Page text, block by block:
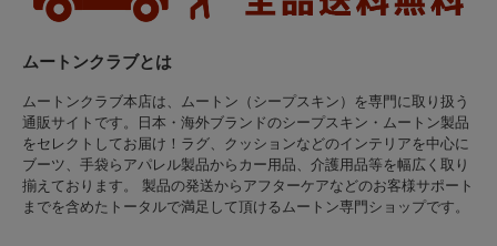
WEBまたはFAX、お電話でも承ります。サイズ等がご不明な場合はお気軽にお問い合
わせください。
step2
発送キットが届く
ムートンクラブとは
ムートンクラブ本店は、ムートン（シープスキン）を専門に取り扱う
通販サイトです。日本・海外ブランドのシープスキン・ムートン製品
をセレクトしてお届け！ラグ、クッションなどのインテリアを中心に
ブーツ、手袋らアパレル製品からカー用品、介護用品等を幅広く取り
揃えております。 製品の発送からアフターケアなどのお客様サポート
までを含めたトータルで満足して頂けるムートン専門ショップです。